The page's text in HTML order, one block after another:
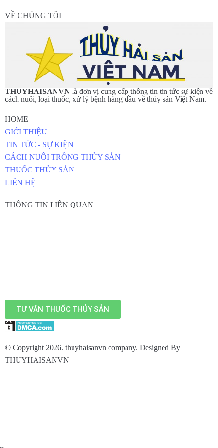
VỀ CHÚNG TÔI
THUYHAISANVN là đơn vị cung cấp thông tin tin tức sự kiện về
cách nuôi, loại thuốc, xử lý bệnh hàng đầu về thủy sản Việt Nam.
HOME
GIỚI THIỆU
TIN TỨC - SỰ KIỆN
CÁCH NUÔI TRỒNG THỦY SẢN
THUỐC THỦY SẢN
LIÊN HỆ
THÔNG TIN LIÊN QUAN
TƯ VẤN THUỐC THỦY SẢN
© Copyright 2026. thuyhaisanvn company. Designed By
THUYHAISANVN